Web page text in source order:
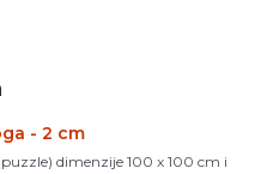
- 2 cm
dimenzije 100 x 100 cm i